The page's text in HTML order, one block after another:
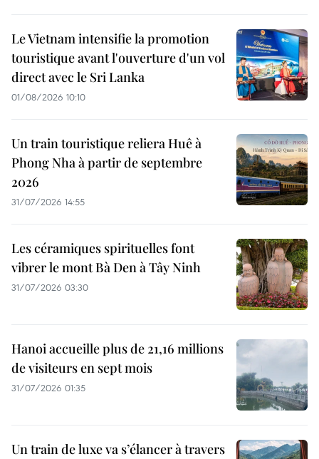
Le Vietnam intensifie la promotion
touristique avant l'ouverture d'un vol
direct avec le Sri Lanka
01/08/2026 10:10
Un train touristique reliera Huê à
Phong Nha à partir de septembre
2026
31/07/2026 14:55
Les céramiques spirituelles font
vibrer le mont Bà Den à Tây Ninh
31/07/2026 03:30
Hanoi accueille plus de 21,16 millions
de visiteurs en sept mois ​
31/07/2026 01:35
Un train de luxe va s’élancer à travers